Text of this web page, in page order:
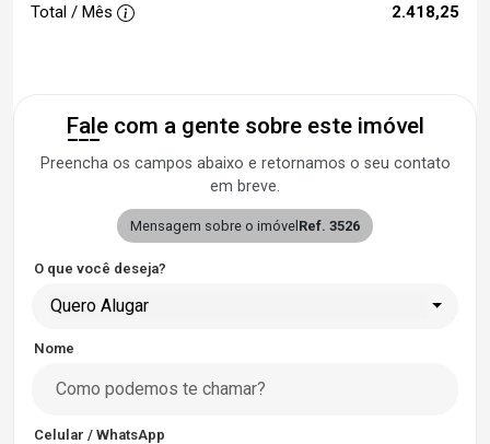
Total / Mês
2.418,25
Fale com a gente sobre este imóvel
Preencha os campos abaixo e retornamos o seu contato
em breve.
Mensagem sobre o imóvelRef. 3526
O que você deseja?
Quero Alugar
Nome
Celular / WhatsApp